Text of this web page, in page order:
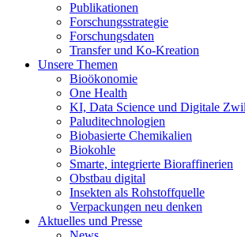
Publikationen
Forschungsstrategie
Forschungsdaten
Transfer und Ko-Kreation
Unsere Themen
Bioökonomie
One Health
KI, Data Science und Digitale
Paluditechnologien
Biobasierte Chemikalien
Biokohle
Smarte, integrierte Bioraffinerien
Obstbau digital
Insekten als Rohstoffquelle
Verpackungen neu denken
Aktuelles und Presse